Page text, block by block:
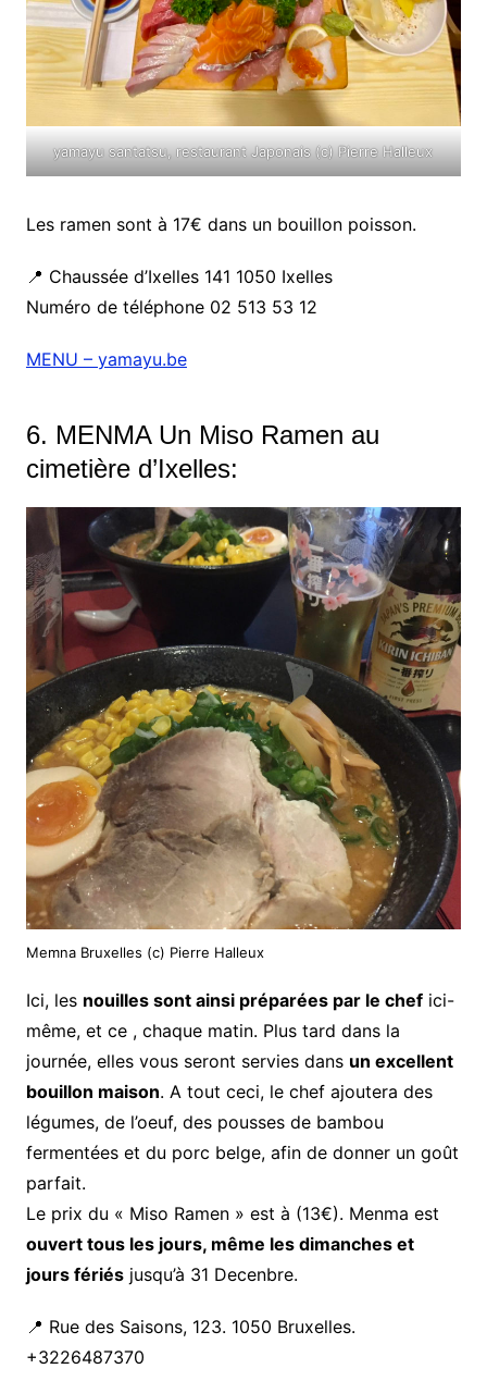
yamayu santatsu, restaurant Japonais (c) Pierre Halleux
Les ramen sont à 17€ dans un bouillon poisson.
📍 Chaussée d’Ixelles 141 1050 Ixelles
Numéro de téléphone 02 513 53 12
MENU – yamayu.be
6. MENMA Un Miso Ramen au
cimetière d’Ixelles:
Memna Bruxelles (c) Pierre Halleux
Ici, les nouilles sont ainsi préparées par le chefici-
même, et ce , chaque matin. Plus tard dans la
journée, elles vous seront servies dans un excellent
bouillon maison. A tout ceci, le chef ajoutera des
légumes, de l’oeuf, des pousses de bambou
fermentées et du porc belge, afin de donner un goût
parfait.
Le prix du « Miso Ramen » est à (13€). Menma est
ouvert tous les jours, même les dimanches et
jours fériésjusqu’à 31 Decenbre.
📍 Rue des Saisons, 123. 1050 Bruxelles.
+3226487370